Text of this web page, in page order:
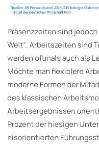
Präsenzzeiten sind
Welt“. Arbeitszeiten sind
werden oftmals auch als
Möchte man flexiblere
moderne Formen der
des klassischen
Arbeitsergebnissen
Prozent der hiesigen
nisorientierten